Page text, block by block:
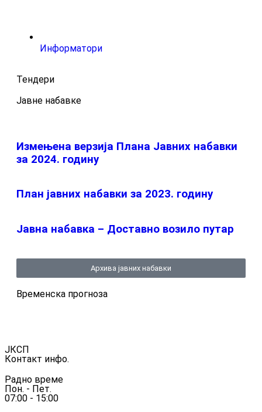
Информатори
Тендери
Јавне набавке
Измењенa верзијa Плана Јавних набавки
за 2024. годину
План јавних набавки за 2023. годину
Јавна набавка – Доставно возило путар
Архива јавних набавки
Временска прогноза
ЈКСП
Контакт инфо.
Радно време
Пон. - Пет.
07:00 - 15:00